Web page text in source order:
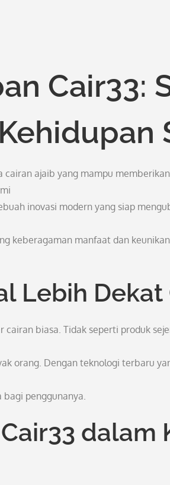
Cair33:
cairan ajaib yang mampu
inovasi modern yang siap
keberagaman manfaat dan
Lebih Dekat
cairan biasa. Tidak seperti produk
orang. Dengan teknologi terbaru
penggunanya.
dalam